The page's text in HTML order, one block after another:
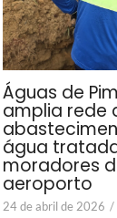
Águas de
amplia rede
água
moradores
aeroporto
24 de abril de 2026 /